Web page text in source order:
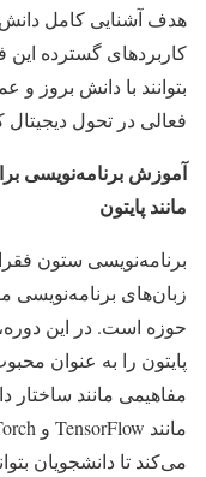
هدف آشنایی کامل
کاربردهای گسترده
بتوانند با دانش بروز
فعالی در تحول دیجیتال
آموزش برنامه‌نویسی
مانند پایتون
برنامه‌نویسی ستون
زبان‌های برنامه‌نویسی
حوزه است. در این
مفاهیمی مانند ساختار
می‌کند تا دانشجویان